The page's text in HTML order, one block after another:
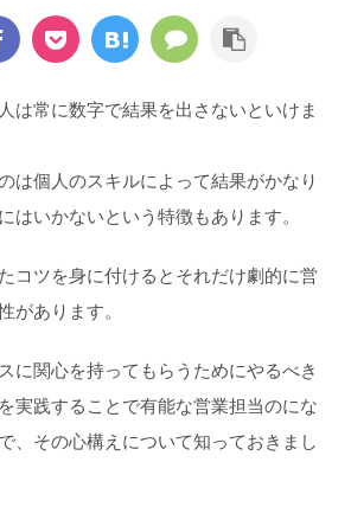
は常に数字で結果を出さないといけま
は個人のスキルによって結果がかなり
はいかないという特徴もあります。
コツを身に付けるとそれだけ劇的に営
があります。
に関心を持ってもらうためにやるべき
実践することで有能な営業担当のにな
、その心構えについて知っておきまし